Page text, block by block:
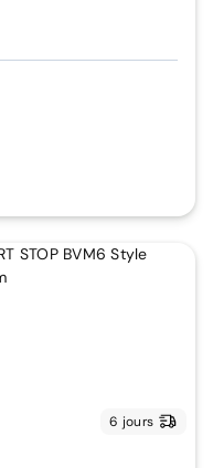
6 jours